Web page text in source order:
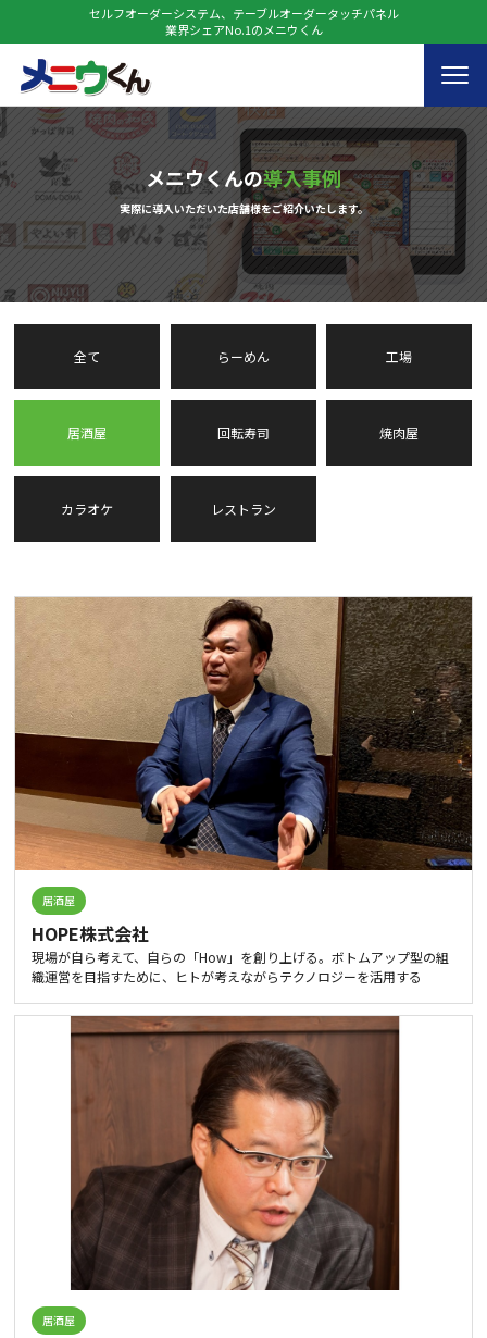
セルフオーダーシステム、テーブルオーダータッチパネル
業界シェアNo.1のメニウくん
メニウくんの導入事例
実際に導入いただいた店舗様をご紹介いたします。
全て らーめん 工場
居酒屋 回転寿司 焼肉屋
カラオケ レストラン
居酒屋
HOPE株式会社
現場が自ら考えて、自らの「How」を創り上げる。ボトムアップ型の組
織運営を目指すために、ヒトが考えながらテクノロジーを活用する
居酒屋